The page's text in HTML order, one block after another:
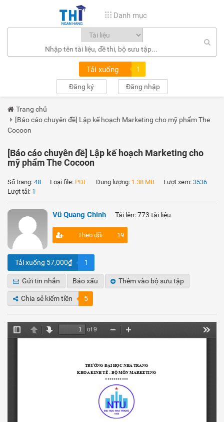
Danh mục
Tải xuống 1
Đăng ký Đăng nhập
Trang chủ
[Báo cáo chuyên đề] Lập kế hoạch Marketing cho mỹ phẩm The
Cocoon
[Báo cáo chuyên đề] Lập kế hoạch Marketing cho
mỹ phẩm The Cocoon
Số trang: 48 Loại file: PDF Dung lượng: 1.38 MB Lượt xem: 3536
Lượt tải: 1
Vũ Quang Chinh Tải lên: 773 tài liệu
Theo dõi 19
Tải xuống 57,000₫ 1
Gửi tin nhắn Báo xấu Thêm vào bộ sưu tập
Chia sẻ kiếm tiền 5